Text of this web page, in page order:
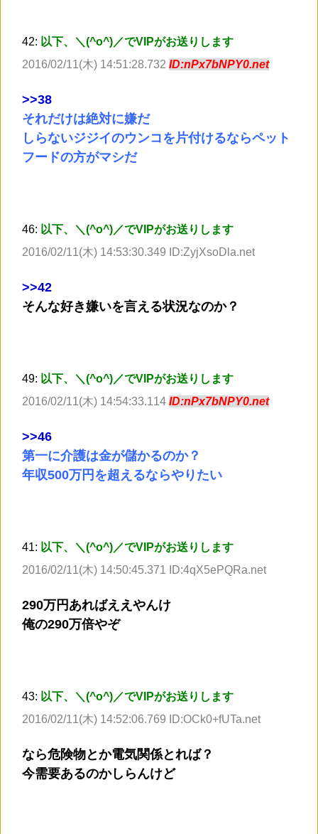
42: 以下、＼(^o^)／でVIPがお送りします
2016/02/11(木) 14:51:28.732 ID:nPx7bNPY0.net
>>38
それだけは絶対に嫌だ
しらないジジイのウンコを片付けるならペット
フードの方がマシだ
46: 以下、＼(^o^)／でVIPがお送りします
2016/02/11(木) 14:53:30.349 ID:ZyjXsoDla.net
>>42
そんな好き嫌いを言える状況なのか？
49: 以下、＼(^o^)／でVIPがお送りします
2016/02/11(木) 14:54:33.114 ID:nPx7bNPY0.net
>>46
第一に介護は金が儲かるのか？
年収500万円を超えるならやりたい
41: 以下、＼(^o^)／でVIPがお送りします
2016/02/11(木) 14:50:45.371 ID:4qX5ePQRa.net
290万円あればええやんけ
俺の290万倍やぞ
43: 以下、＼(^o^)／でVIPがお送りします
2016/02/11(木) 14:52:06.769 ID:OCk0+fUTa.net
なら危険物とか電気関係とれば？
今需要あるのかしらんけど